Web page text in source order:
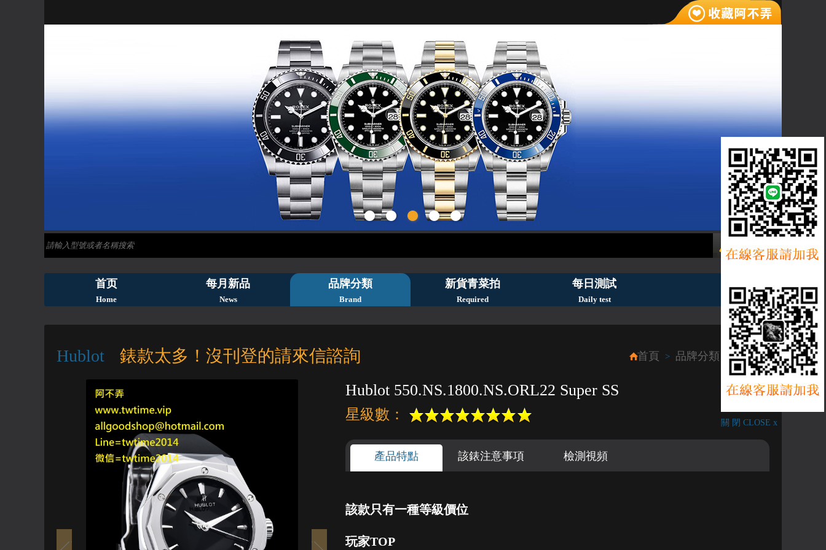
1 2 3 4 5
首页
Home
每月新品
News
品牌分類
Brand
新貨青菜拍
Required
每日測試
Daily test
首頁 > 品牌分類 > Hublot
Hublot 錶款太多！沒刊登的請來信諮詢
Hublot 550.NS.1800.NS.ORL22 Super SS
星級數：
產品特點 該錶注意事項 檢測視頻
該款只有一種等級價位
玩家TOP
關 閉 CLOSE x